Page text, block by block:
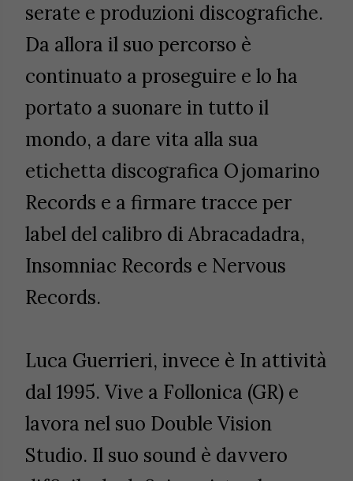
serate e produzioni discografiche.
Da allora il suo percorso è
continuato a proseguire e lo ha
portato a suonare in tutto il
mondo, a dare vita alla sua
etichetta discografica Ojomarino
Records e a firmare tracce per
label del calibro di Abracadadra,
Insomniac Records e Nervous
Records.
Luca Guerrieri, invece è In attività
dal 1995. Vive a Follonica (GR) e
lavora nel suo Double Vision
Studio. Il suo sound è davvero